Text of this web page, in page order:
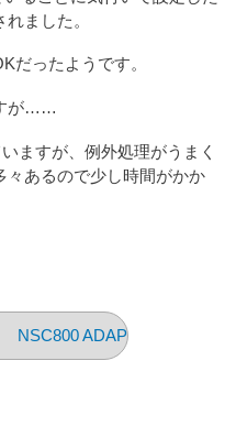
ました。
だったようです。
が……
ますが、例外処理がうまく
々あるので少し時間がかか
ウェア編 その1）
NSC800 ADAPTER for